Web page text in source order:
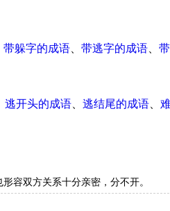
带躲字的成语 带逃字的成语
逃开头的成语 逃结尾的成语
容双方关系十分亲密，分不开。